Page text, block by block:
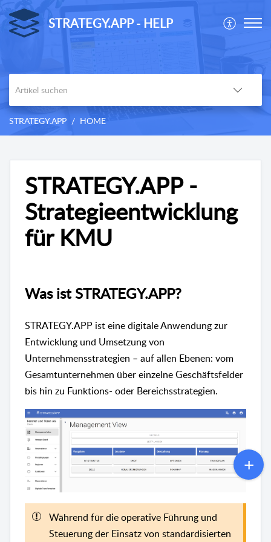
STRATEGY.APP - HELP
STRATEGY.APP HOME
STRATEGY.APP -
Strategieentwicklung
für KMU
Was ist STRATEGY.APP?
STRATEGY.APP ist eine digitale Anwendung zur
Entwicklung und Umsetzung von
Unternehmensstrategien – auf allen Ebenen: vom
Gesamtunternehmen über einzelne Geschäftsfelder
bis hin zu Funktions- oder Bereichsstrategien.
Während für die operative Führung und
Steuerung der Einsatz von standardisierten